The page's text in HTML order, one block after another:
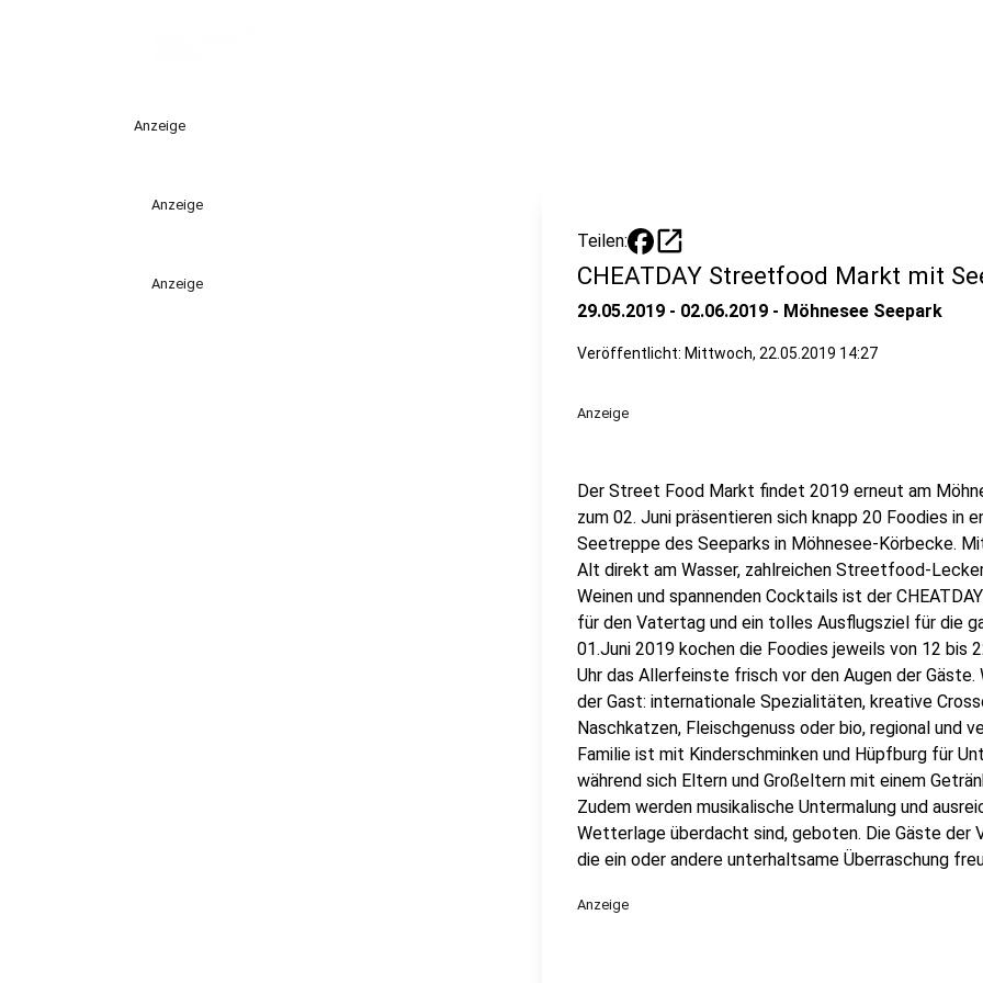
Anzeige
Anzeige
Anzeige
Teilen: open_in_new
CHEATDAY Streetfood Markt mit
29.05.2019 - 02.06.2019 - Möhnesee Seepark
Veröffentlicht: Mittwoch, 22.05.2019 14:27
Anzeige
Der Street Food Markt findet 2019 erneut am
zum 02. Juni präsentieren sich knapp 20 Foodies in
Seetreppe des Seeparks in Möhnesee-Körbecke.
Alt direkt am Wasser, zahlreichen Streetfood-
Weinen und spannenden Cocktails ist der
für den Vatertag und ein tolles Ausflugsziel für die
01.Juni 2019 kochen die Foodies jeweils von 12 bis
Uhr das Allerfeinste frisch vor den Augen der
der Gast: internationale Spezialitäten, kreative
Naschkatzen, Fleischgenuss oder bio, regional und
Familie ist mit Kinderschminken und Hüpfburg für
während sich Eltern und Großeltern mit einem
Zudem werden musikalische Untermalung und
Wetterlage überdacht sind, geboten. Die Gäste der
die ein oder andere unterhaltsame Überraschung
Anzeige